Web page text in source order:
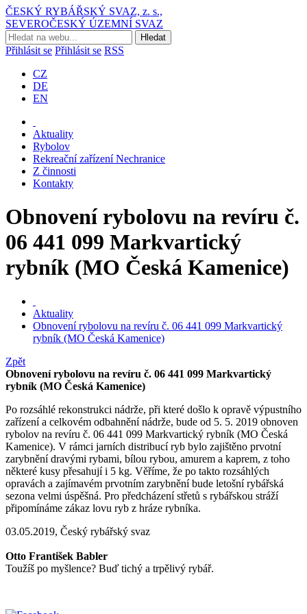
ČESKÝ RYBÁŘSKÝ SVAZ, z. s.,
SEVEROČESKÝ ÚZEMNÍ SVAZ
Přihlásit se Přihlásit se RSS
CZ
DE
EN
Aktuality
Rybolov
Rekreační zařízení Nechranice
Z činnosti
Kontakty
Obnovení rybolovu na revíru č.
06 441 099 Markvartický
rybník (MO Česká Kamenice)
Aktuality
Obnovení rybolovu na revíru č. 06 441 099 Markvartický
rybník (MO Česká Kamenice)
Zpět
Obnovení rybolovu na revíru č. 06 441 099 Markvartický
rybník (MO Česká Kamenice)
Po rozsáhlé rekonstrukci nádrže, při které došlo k opravě výpustního
zařízení a celkovém odbahnění nádrže, bude od 5. 5. 2019 obnoven
rybolov na revíru č. 06 441 099 Markvartický rybník (MO Česká
Kamenice). V rámci jarních distribucí ryb bylo zajištěno prvotní
zarybnění dravými rybami, bílou rybou, amurem a kaprem, z toho
některé kusy přesahují i 5 kg. Věříme, že po takto rozsáhlých
opravách a zajímavém prvotním zarybnění bude letošní rybářská
sezona velmi úspěšná. Pro předcházení střetů s rybářskou stráží
připomínáme zákaz lovu ryb z hráze rybníka.
03.05.2019, Český rybářský svaz
Otto František Babler
Toužíš po myšlence? Buď tichý a trpělivý rybář.